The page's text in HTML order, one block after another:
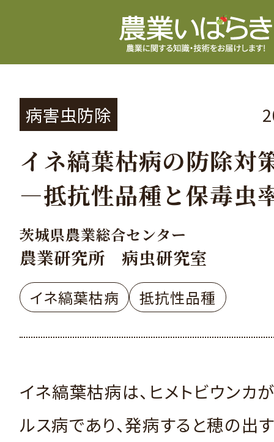
病害虫防除
イネ縞葉枯病の防除対
―抵抗性品種と保毒虫
茨城県農業総合センター
農業研究所 病虫研究室
イネ縞葉枯病 抵抗性品種
イネ縞葉枯病は、ヒメトビウンカ
ルス病であり、発病すると穂の出